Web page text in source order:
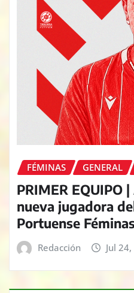
FÉMINAS GENERAL
PRIMER EQUIPO
nueva jugadora
Portuense
Redacción Jul